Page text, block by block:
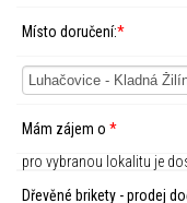
Místo doručení:*
Mám zájem o *
pro vybranou lokalitu je
Dřevěné brikety - prodej